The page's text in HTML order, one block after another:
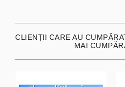
CLIENȚII CARE AU
MAI